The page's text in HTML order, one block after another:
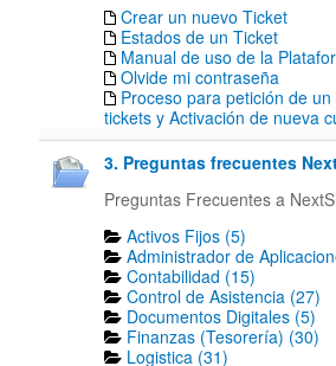
Crear un nuevo Ticket
Estados de un Ticket
Manual de uso de la
Olvide mi contraseña
Proceso para petición de
tickets y Activación de nueva
3. Preguntas frecuentes
Preguntas Frecuentes a
Activos Fijos (5)
Administrador de
Contabilidad (15)
Control de Asistencia (27)
Documentos Digitales (5)
Finanzas (Tesorería) (30)
Logistica (31)